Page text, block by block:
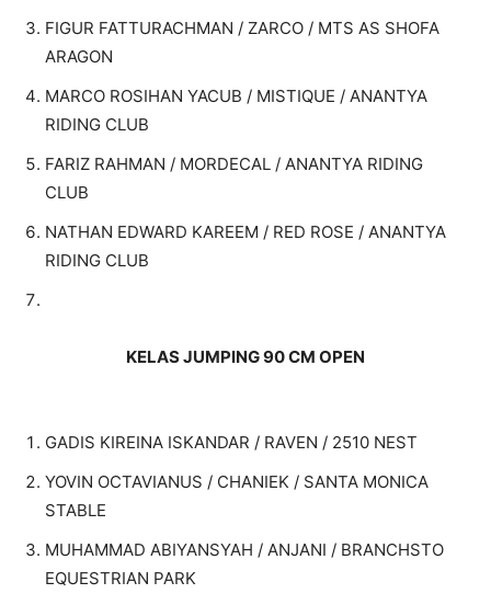
FIGUR FATTURACHMAN / ZARCO / MTS AS SHOFA
ARAGON
MARCO ROSIHAN YACUB / MISTIQUE / ANANTYA
RIDING CLUB
FARIZ RAHMAN / MORDECAL / ANANTYA RIDING
CLUB
NATHAN EDWARD KAREEM / RED ROSE / ANANTYA
RIDING CLUB
KELAS JUMPING 90 CM OPEN
GADIS KIREINA ISKANDAR / RAVEN / 2510 NEST
YOVIN OCTAVIANUS / CHANIEK / SANTA MONICA
STABLE
MUHAMMAD ABIYANSYAH / ANJANI / BRANCHSTO
EQUESTRIAN PARK